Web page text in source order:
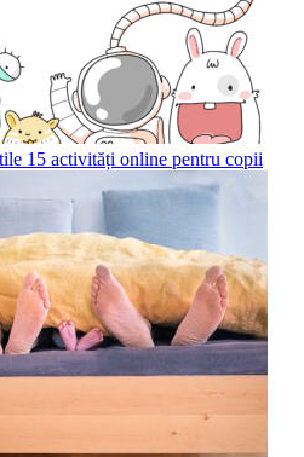
15 activități online pentru copii